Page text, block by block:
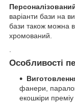
варіанти бази на
бази також можна
хромований.
.
Особливості
фанери,
екошкіри преміу